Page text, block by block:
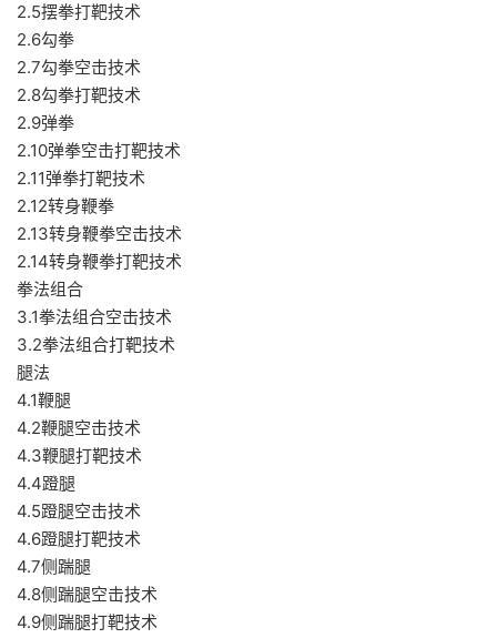
2.5摆拳打靶技术
2.6勾拳
2.7勾拳空击技术
2.8勾拳打靶技术
2.9弹拳
2.10弹拳空击打靶技术
2.11弹拳打靶技术
2.12转身鞭拳
2.13转身鞭拳空击技术
2.14转身鞭拳打靶技术
拳法组合
3.1拳法组合空击技术
3.2拳法组合打靶技术
腿法
4.1鞭腿
4.2鞭腿空击技术
4.3鞭腿打靶技术
4.4蹬腿
4.5蹬腿空击技术
4.6蹬腿打靶技术
4.7侧踹腿
4.8侧踹腿空击技术
4.9侧踹腿打靶技术